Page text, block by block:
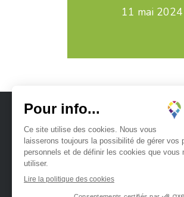
11 mai 2024
Ville de Differdange sur
Ville de Differdange sur
Ville de